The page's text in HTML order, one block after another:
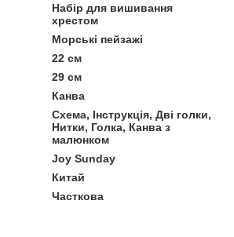
Набір для вишивання
хрестом
Морські пейзажі
22 см
29 см
Канва
Схема, Інструкція, Дві голки,
Нитки, Голка, Канва з
малюнком
Joy Sunday
Китай
Часткова